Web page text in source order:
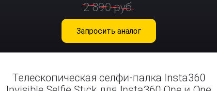
2 890 руб.
Запросить аналог
2 890 руб.
Телескопическая селфи-палка Insta360